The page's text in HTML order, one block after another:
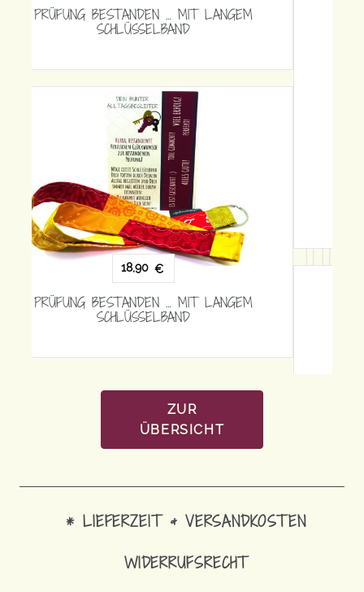
PRÜFUNG BESTANDEN … MIT KURZEM
SCHLÜSSELBAND
18,90 €
PRÜFUNG BESTANDEN … MIT LANGEM
SCHLÜSSELBAND
ZUR
ÜBERSICHT
* LIEFERZEIT & VERSANDKOSTEN
WIDERRUFSRECHT